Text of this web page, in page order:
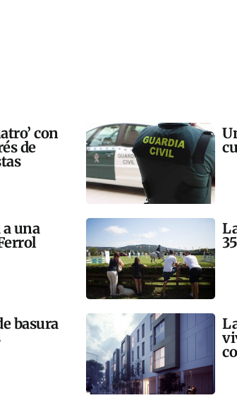
con
de
una
basura